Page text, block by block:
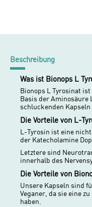
Beschreibung
Was ist Bionops L
Bionops L Tyrosinat
Basis der Aminosäure
schluckenden Kapseln
Die Vorteile von L-
L-Tyrosin ist eine
der Katecholamine
Letztere sind
innerhalb des
Die Vorteile von
Unsere Kapseln sind
Veganer, da sie eine
haben.